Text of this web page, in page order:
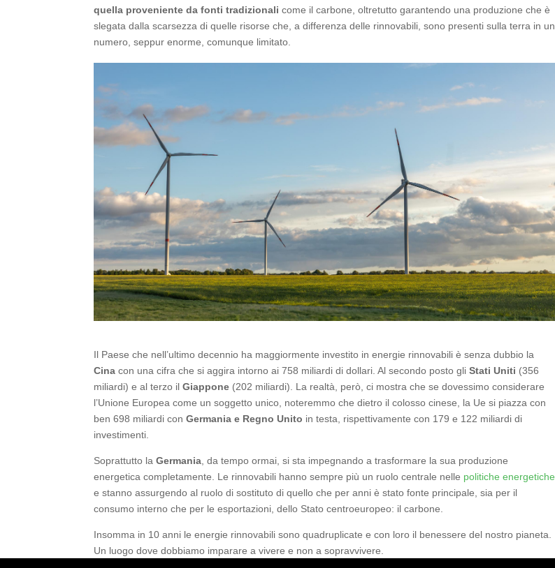
quella proveniente da fonti tradizionali come il carbone, oltretutto garantendo una produzione che è
slegata dalla scarsezza di quelle risorse che, a differenza delle rinnovabili, sono presenti sulla terra in un
numero, seppur enorme, comunque limitato.
Il Paese che nell’ultimo decennio ha maggiormente investito in energie rinnovabili è senza dubbio la
Cina con una cifra che si aggira intorno ai 758 miliardi di dollari. Al secondo posto gliStati Uniti (356
miliardi) e al terzo ilGiappone (202 miliardi). La realtà, però, ci mostra che se dovessimo considerare
l’Unione Europea come un soggetto unico, noteremmo che dietro il colosso cinese, la Ue si piazza con
ben 698 miliardi conGermania e Regno Unito in testa, rispettivamente con 179 e 122 miliardi di
investimenti.
Soprattutto laGermania , da tempo ormai, si sta impegnando a trasformare la sua produzione
energetica completamente. Le rinnovabili hanno sempre più un ruolo centrale nelle politiche energetiche
e stanno assurgendo al ruolo di sostituto di quello che per anni è stato fonte principale, sia per il
consumo interno che per le esportazioni, dello Stato centroeuropeo: il carbone.
Insomma in 10 anni le energie rinnovabili sono quadruplicate e con loro il benessere del nostro pianeta.
Un luogo dove dobbiamo imparare a vivere e non a sopravvivere.